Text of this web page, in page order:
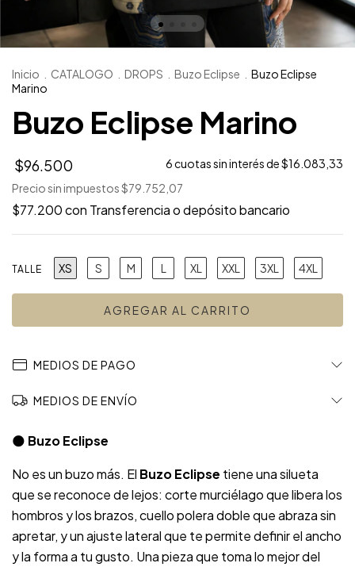
Inicio CATALOGO DROPS Buzo Eclipse
Buzo Eclipse
Marino
Buzo Eclipse Marino
$96.500 6cuotas sin interés de$16.083,33
Precio sin impuestos$79.752,07
$77.200con Transferencia o depósito bancario
TALLE XS S M L XL XXL 3XL 4XL
MEDIOS DE PAGO
MEDIOS DE ENVÍO
🌑 Buzo Eclipse
No es un buzo más. El Buzo Eclipse tiene una silueta
que se reconoce de lejos: corte murciélago que libera los
hombros y los brazos, cuello polera doble que abraza sin
apretar, y un ajuste lateral que te permite definir el ancho
y la forma a tu gusto. Una pieza que toma lo mejor del